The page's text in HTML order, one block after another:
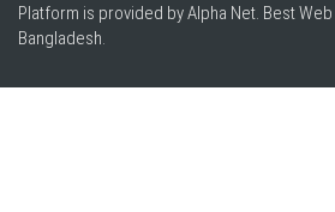
Platform is provided by Alpha Net. BestWeb
Bangladesh.